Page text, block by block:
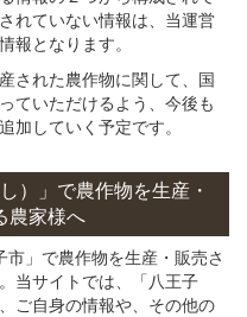
れていない情報は、当運営
報となります。
された農作物に関して、国
ていただけるよう、今後も
加していく予定です。
）」 で農作物を生産・
農家様へ
」で農作物を生産・販売さ
当サイトでは、「八王子
ご自身の情報や、その他の